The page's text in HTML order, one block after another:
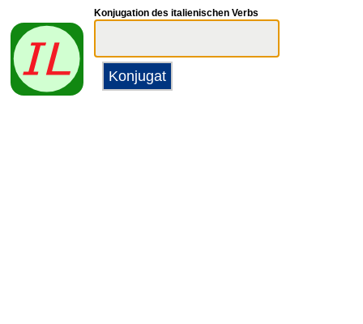
Konjugation des italienischen Verbs